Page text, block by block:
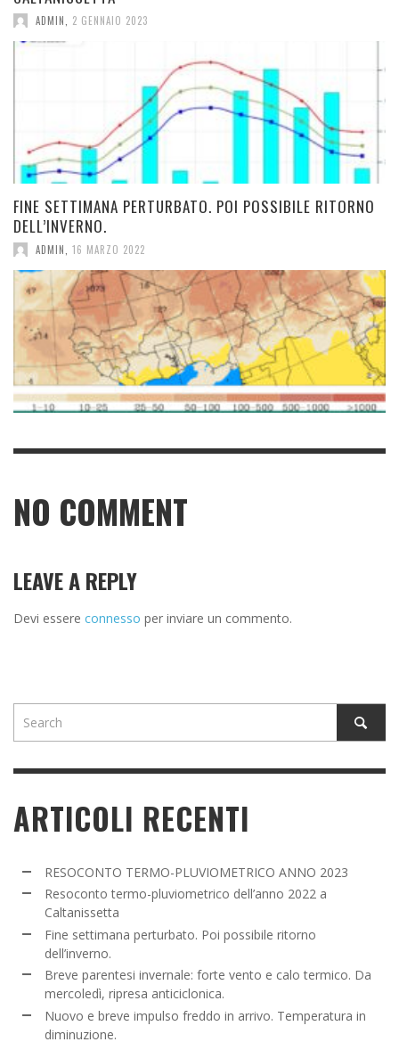
ADMIN 2 GENNAIO 2023
FINE SETTIMANA PERTURBATO. POI POSSIBILE RITORNO
DELL’INVERNO.
ADMIN 16 MARZO 2022
NO COMMENT
LEAVE A REPLY
Devi essere connesso per inviare un commento.
ARTICOLI RECENTI
RESOCONTO TERMO-PLUVIOMETRICO ANNO 2023
Resoconto termo-pluviometrico dell’anno 2022 a
Caltanissetta
Fine settimana perturbato. Poi possibile ritorno
dell’inverno.
Breve parentesi invernale: forte vento e calo termico. Da
mercoledì, ripresa anticiclonica.
Nuovo e breve impulso freddo in arrivo. Temperatura in
diminuzione.